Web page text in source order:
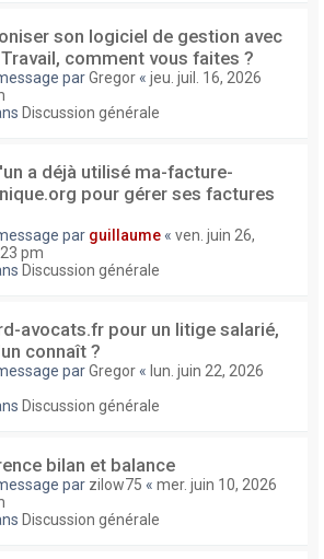
son logiciel de gestion avec
comment vous faites ?
parGregor « jeu. juil. 16, 2026
Discussion générale
a déjà utilisé ma-facture-
pour gérer ses factures
par guillaume « ven. juin 26,
pm
Discussion générale
avocats.fr pour un litige salarié,
connaît ?
parGregor « lun. juin 22, 2026
Discussion générale
bilan et balance
par zilow75 « mer. juin 10, 2026
Discussion générale